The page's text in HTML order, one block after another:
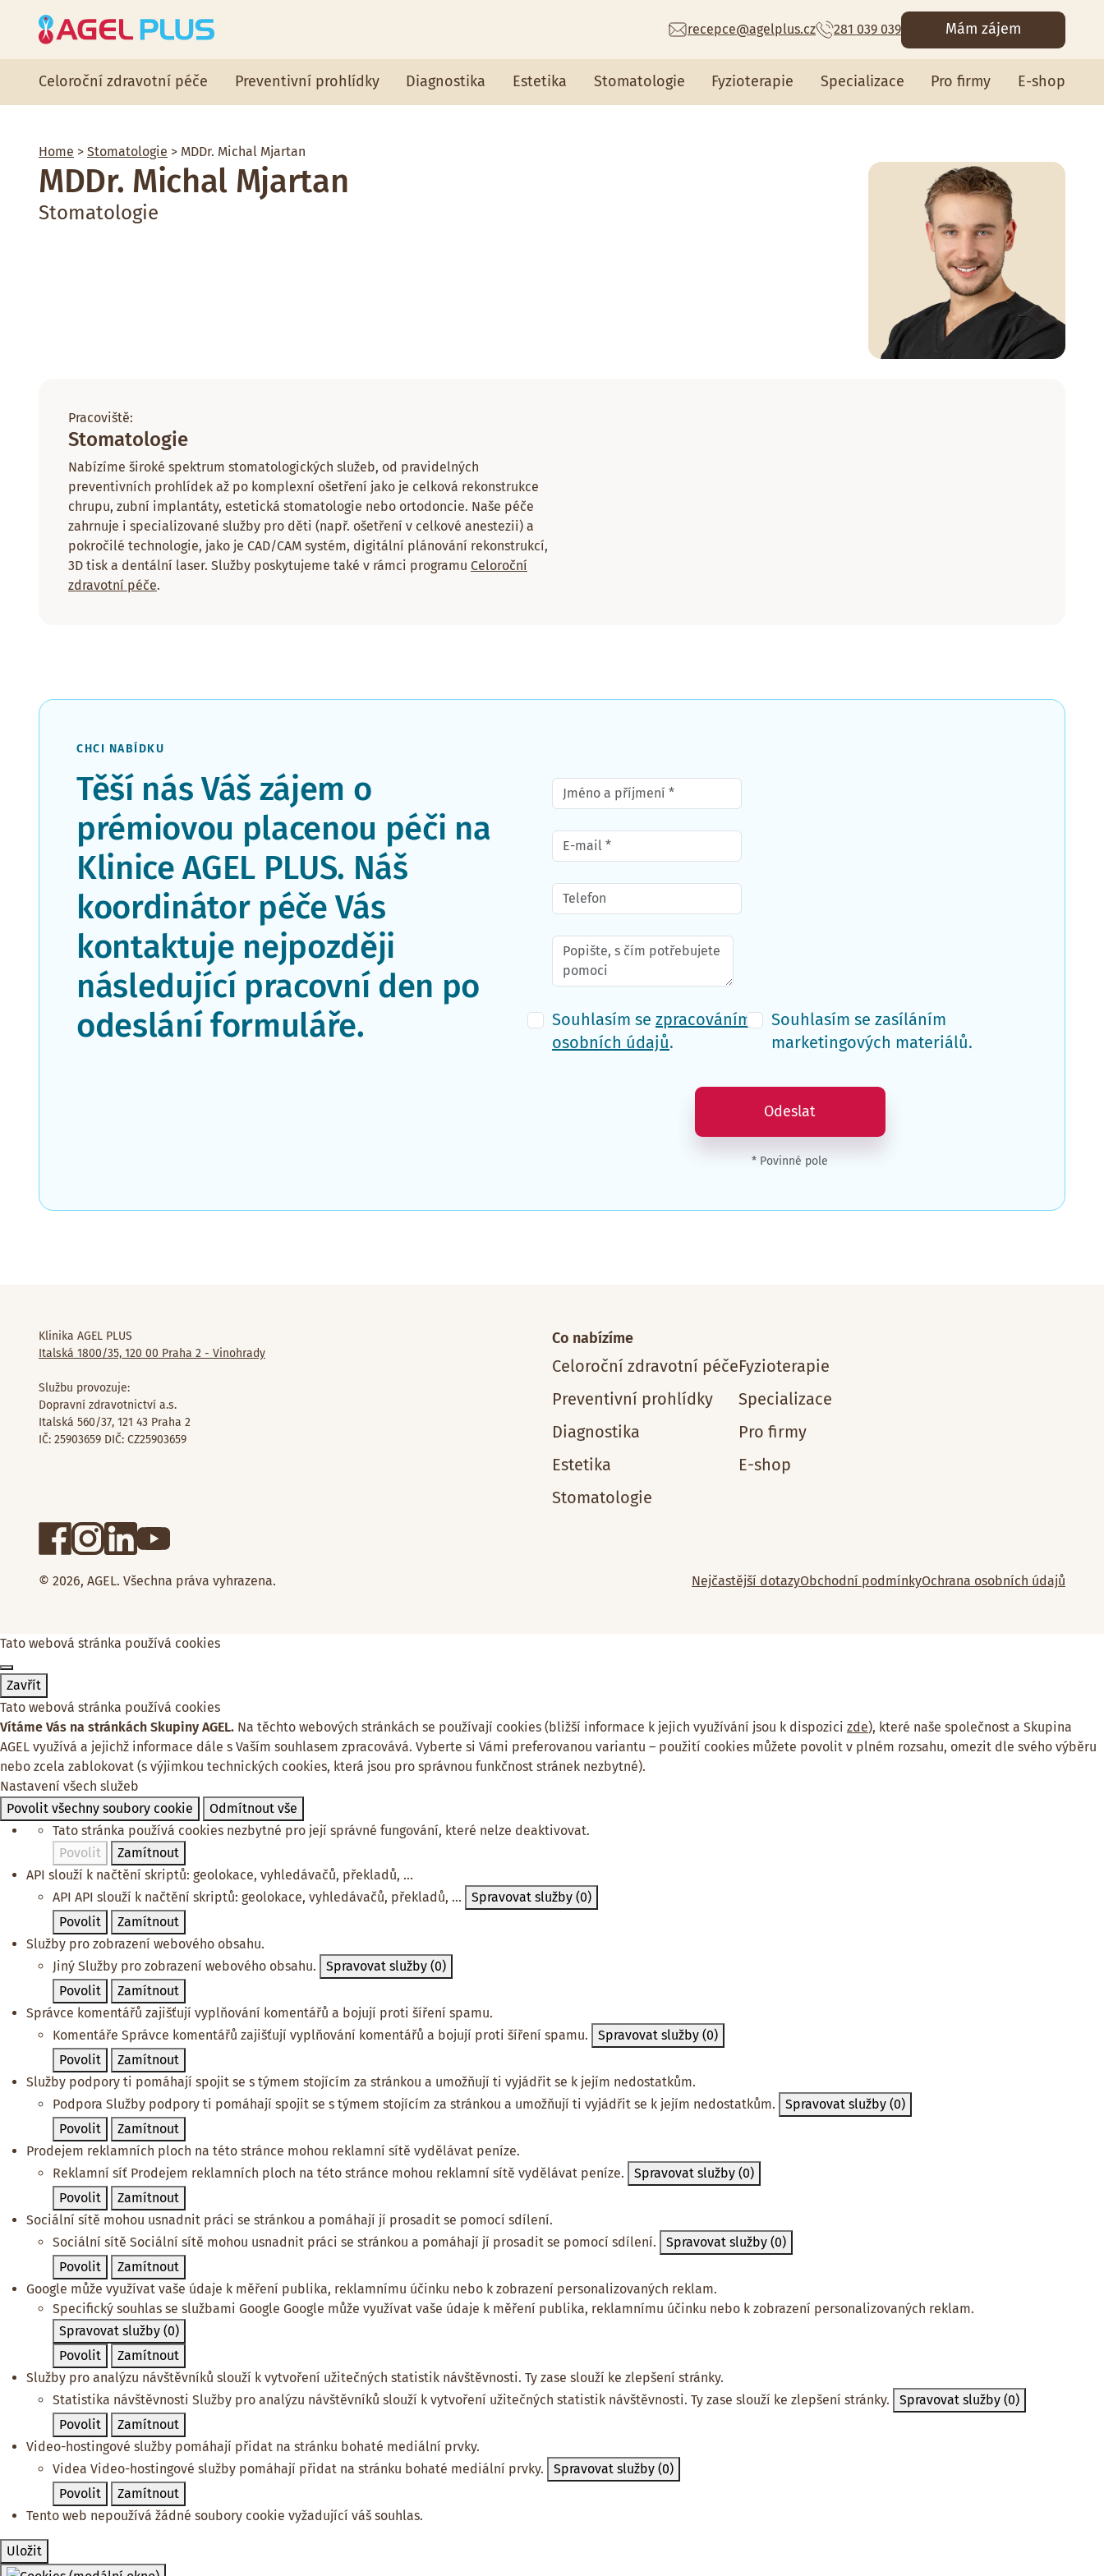
recepce@agelplus.cz 281 039 039 Mám zájem
Celoroční zdravotní péče Preventivní prohlídky Diagnostika Estetika Stomatologie Fyzioterapie Specializace Pro firmy E-shop
Home > Stomatologie > MDDr. Michal Mjartan
MDDr. Michal Mjartan
Stomatologie
Pracoviště:
Stomatologie
Nabízíme široké spektrum stomatologických služeb, od pravidelných
preventivních prohlídek až po komplexní ošetření jako je celková rekonstrukce
chrupu, zubní implantáty, estetická stomatologie nebo ortodoncie. Naše péče
zahrnuje i specializované služby pro děti (např. ošetření v celkové anestezii) a
pokročilé technologie, jako je CAD/CAM systém, digitální plánování rekonstrukcí,
3D tisk a dentální laser. Služby poskytujeme také v rámci programu Celoroční
zdravotní péče.
CHCI NABÍDKU
Těší nás Váš zájem o
prémiovou placenou péči na
Klinice AGEL PLUS. Náš
koordinátor péče Vás
kontaktuje nejpozději
následující pracovní den po
odeslání formuláře.
Souhlasím se zpracováním
osobních údajů.
Souhlasím se zasíláním
marketingových materiálů.
Odeslat
* Povinné pole
Klinika AGEL PLUS
Italská 1800/35, 120 00 Praha 2 - Vinohrady
Službu provozuje:
Dopravní zdravotnictví a.s.
Italská 560/37, 121 43 Praha 2
IČ: 25903659 DIČ: CZ25903659
Co nabízíme
Celoroční zdravotní péče
Preventivní prohlídky
Diagnostika
Estetika
Stomatologie
Fyzioterapie
Specializace
Pro firmy
E-shop
© 2026, AGEL. Všechna práva vyhrazena. Nejčastější dotazyObchodní podmínkyOchrana osobních údajů
Tato webová stránka používá cookies
Zavřít
Tato webová stránka používá cookies
Vítáme Vás na stránkách Skupiny AGEL. Na těchto webových stránkách se používají cookies (bližší informace k jejich využívání jsou k dispozici zde), které naše společnost a Skupina
AGEL využívá a jejichž informace dále s Vaším souhlasem zpracovává. Vyberte si Vámi preferovanou variantu – použití cookies můžete povolit v plném rozsahu, omezit dle svého výběru
nebo zcela zablokovat (s výjimkou technických cookies, která jsou pro správnou funkčnost stránek nezbytné).
Nastavení všech služeb
Povolit všechny soubory cookie
Odmítnout vše
Tato stránka používá cookies nezbytné pro její správné fungování, které nelze deaktivovat.
Povolit
Zamítnout
API slouží k načtění skriptů: geolokace, vyhledávačů, překladů, ...
API API slouží k načtění skriptů: geolokace, vyhledávačů, překladů, ... Spravovat služby (0)
Povolit
Zamítnout
Služby pro zobrazení webového obsahu.
Jiný Služby pro zobrazení webového obsahu. Spravovat služby (0)
Povolit
Zamítnout
Správce komentářů zajišťují vyplňování komentářů a bojují proti šíření spamu.
Komentáře Správce komentářů zajišťují vyplňování komentářů a bojují proti šíření spamu. Spravovat služby (0)
Povolit
Zamítnout
Služby podpory ti pomáhají spojit se s týmem stojícím za stránkou a umožňují ti vyjádřit se k jejím nedostatkům.
Podpora Služby podpory ti pomáhají spojit se s týmem stojícím za stránkou a umožňují ti vyjádřit se k jejím nedostatkům. Spravovat služby (0)
Povolit
Zamítnout
Prodejem reklamních ploch na této stránce mohou reklamní sítě vydělávat peníze.
Reklamní síť Prodejem reklamních ploch na této stránce mohou reklamní sítě vydělávat peníze. Spravovat služby (0)
Povolit
Zamítnout
Sociální sítě mohou usnadnit práci se stránkou a pomáhají jí prosadit se pomocí sdílení.
Sociální sítě Sociální sítě mohou usnadnit práci se stránkou a pomáhají jí prosadit se pomocí sdílení. Spravovat služby (0)
Povolit
Zamítnout
Google může využívat vaše údaje k měření publika, reklamnímu účinku nebo k zobrazení personalizovaných reklam.
Specifický souhlas se službami Google Google může využívat vaše údaje k měření publika, reklamnímu účinku nebo k zobrazení personalizovaných reklam.
Spravovat služby (0)
Povolit
Zamítnout
Služby pro analýzu návštěvníků slouží k vytvoření užitečných statistik návštěvnosti. Ty zase slouží ke zlepšení stránky.
Statistika návštěvnosti Služby pro analýzu návštěvníků slouží k vytvoření užitečných statistik návštěvnosti. Ty zase slouží ke zlepšení stránky. Spravovat služby (0)
Povolit
Zamítnout
Video-hostingové služby pomáhají přidat na stránku bohaté mediální prvky.
Videa Video-hostingové služby pomáhají přidat na stránku bohaté mediální prvky. Spravovat služby (0)
Povolit
Zamítnout
Tento web nepoužívá žádné soubory cookie vyžadující váš souhlas.
Uložit